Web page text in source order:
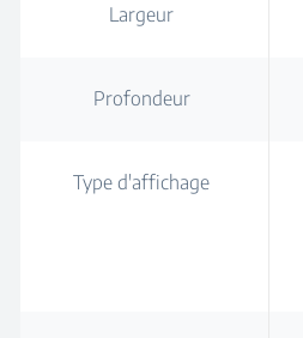
Largeur
Profondeur
Type d'affichage